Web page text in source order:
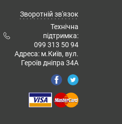
Зворотній зв'язок
Технічна
підтримка:
099 313 50 94
Адреса: м.Київ, вул.
Героїв дніпра 34А